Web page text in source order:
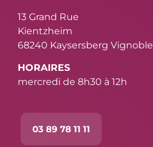
13 Grand Rue
Kientzheim
68240 Kaysersberg Vignoble
HORAIRES
mercredi de 8h30 à 12h
03 89 78 11 11